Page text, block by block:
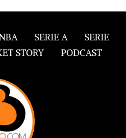
SERIE A
SERIE
STORY PODCAST